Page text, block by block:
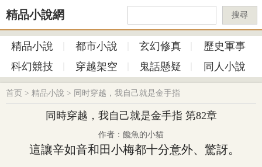
精品小說網 搜尋
精品小說 都市小說 玄幻修真
歷史軍事
科幻競技
穿越架空 鬼話懸疑 同人小說
首页 > 精品小說 > 同时穿越，我自己就是金手指
同時穿越，我自己就是金手指 第82章
作者：饞魚的小貓
這讓辛如音和田小梅都十分意外、驚訝。